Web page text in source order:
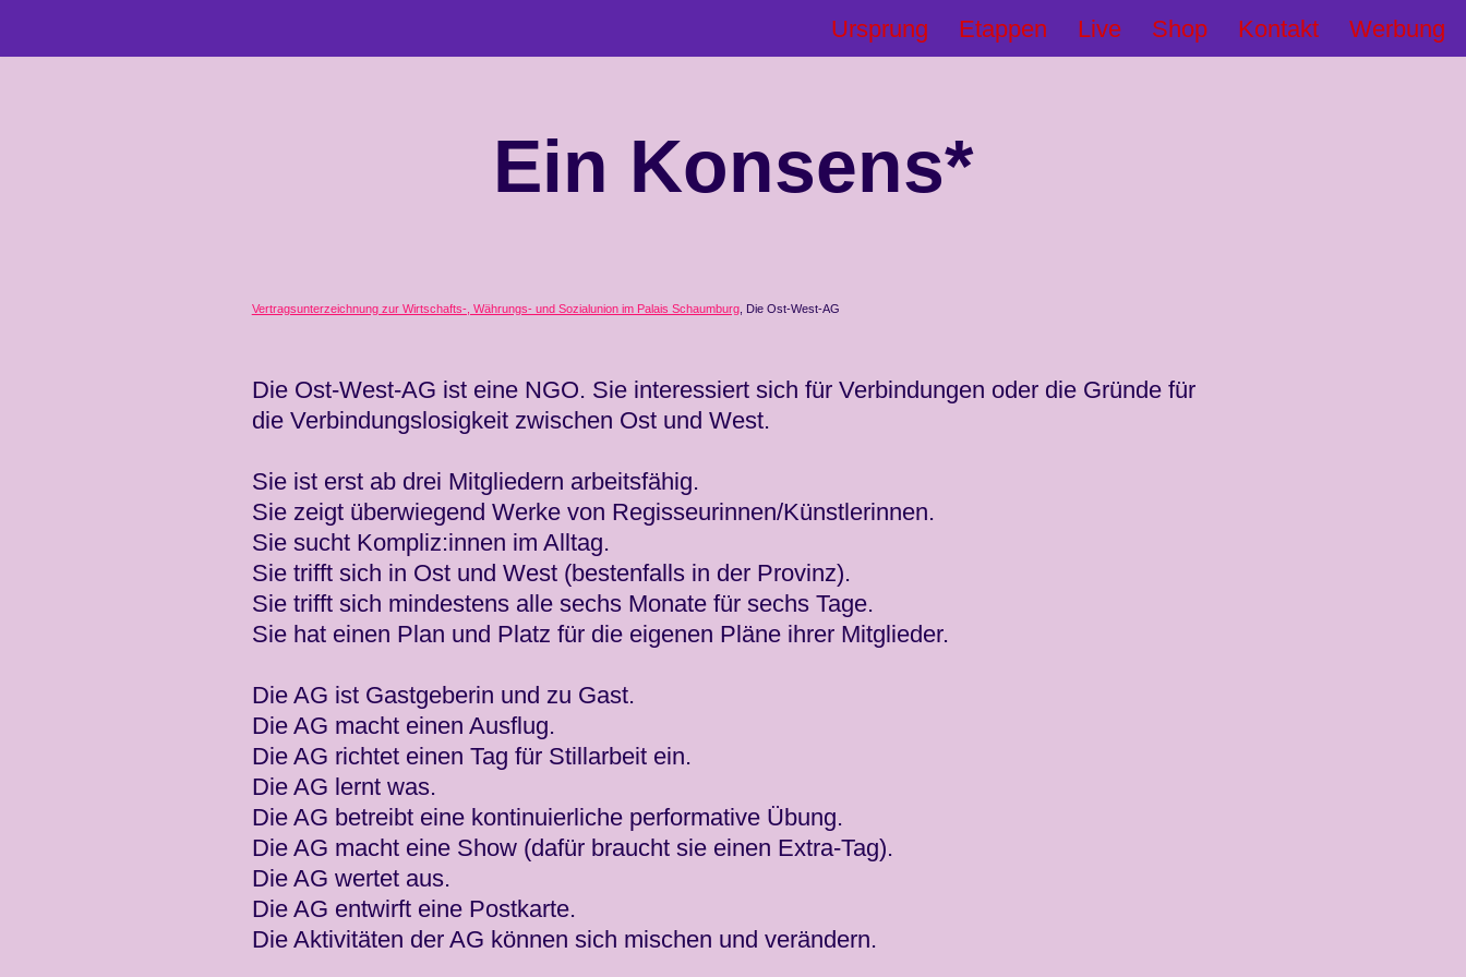
Zum
Ursprung Etappen Live Shop Kontakt Werbung
Ein Konsens*
Vertragsunterzeichnung zur Wirtschafts-, Währungs- und Sozialunion im Palais Schaumburg, Die Ost-West-AG
Die Ost-West-AG ist eine NGO. Sie interessiert sich für Verbindungen oder die Gründe für
die Verbindungslosigkeit zwischen Ost und West.
Sie ist erst ab drei Mitgliedern arbeitsfähig.
Sie zeigt überwiegend Werke von Regisseurinnen/Künstlerinnen.
Sie sucht Kompliz:innen im Alltag.
Sie trifft sich in Ost und West (bestenfalls in der Provinz).
Sie trifft sich mindestens alle sechs Monate für sechs Tage.
Sie hat einen Plan und Platz für die eigenen Pläne ihrer Mitglieder.
Die AG ist Gastgeberin und zu Gast.
Die AG macht einen Ausflug.
Die AG richtet einen Tag für Stillarbeit ein.
Die AG lernt was.
Die AG betreibt eine kontinuierliche performative Übung.
Die AG macht eine Show (dafür braucht sie einen Extra-Tag).
Die AG wertet aus.
Die AG entwirft eine Postkarte.
Die Aktivitäten der AG können sich mischen und verändern.